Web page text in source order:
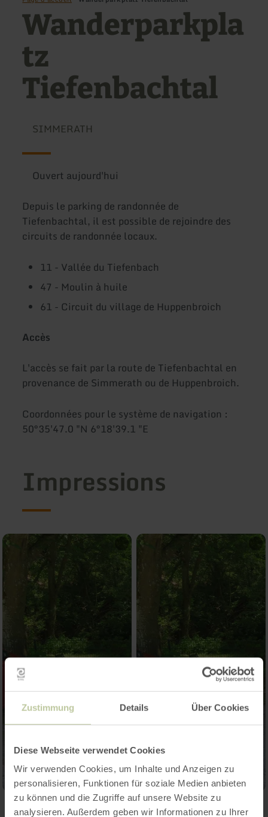
Zustimmung Details Über Cookies
Diese Webseite verwendet Cookies
Wir verwenden Cookies, um Inhalte und Anzeigen zu
personalisieren, Funktionen für soziale Medien anbieten
zu können und die Zugriffe auf unsere Website zu
analysieren. Außerdem geben wir Informationen zu Ihrer
Wanderparkpla
tz
Tiefenbachtal
SIMMERATH
Ouvert aujourd'hui
Depuis le parking de randonnée de
Tiefenbachtal, il est possible de rejoindre des
circuits de randonnée locaux.
11 - Vallée du Tiefenbach
47 - Moulin à huile
61 - Circuit du village de Huppenbroich
Accès
L'accès se fait par la route de Tiefenbachtal en
provenance de Simmerath ou de Huppenbroich.
Coordonnées pour le système de navigation :
50°35'47.0 "N 6°18'39.1 "E
Impressions